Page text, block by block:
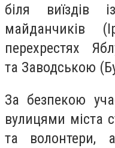
біля виїздів
майданчиків
перехрестях
та Заводською
За безпекою
вулицями міста
та волонтери,